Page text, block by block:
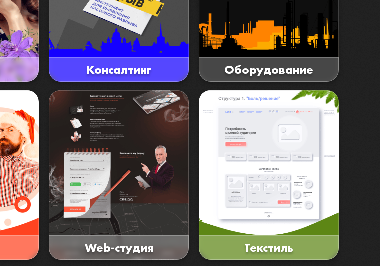
Консалтинг Оборудование
Web-студия Текстиль